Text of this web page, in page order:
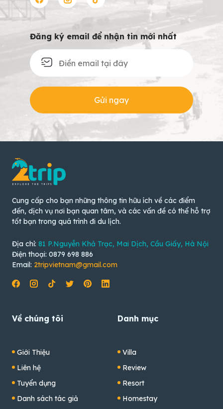
Đăng ký email để nhận tin mới nhất
Gửi ngay
Cung cấp cho bạn những thông tin hữu ích về các điểm
đến, dịch vụ nơi bạn quan tâm, và các vấn đề có thể hỗ trợ
tốt bạn trong quá trình đi du lịch.
Địa chỉ: 81 P.Nguyễn Khả Trạc, Mai Dịch, Cầu Giấy, Hà Nội
Điện thoại: 0879 698 886
Email: 2tripvietnam@gmail.com
Về chúng tôi
Giới Thiệu
Liên hệ
Tuyển dụng
Danh sách tác giả
Danh mục
Villa
Review
Resort
Homestay